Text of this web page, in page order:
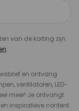
van de korting zijn
.
en ontvang
ventilatoren, LED-
meer! Je ontvangt
inspiratieve content.